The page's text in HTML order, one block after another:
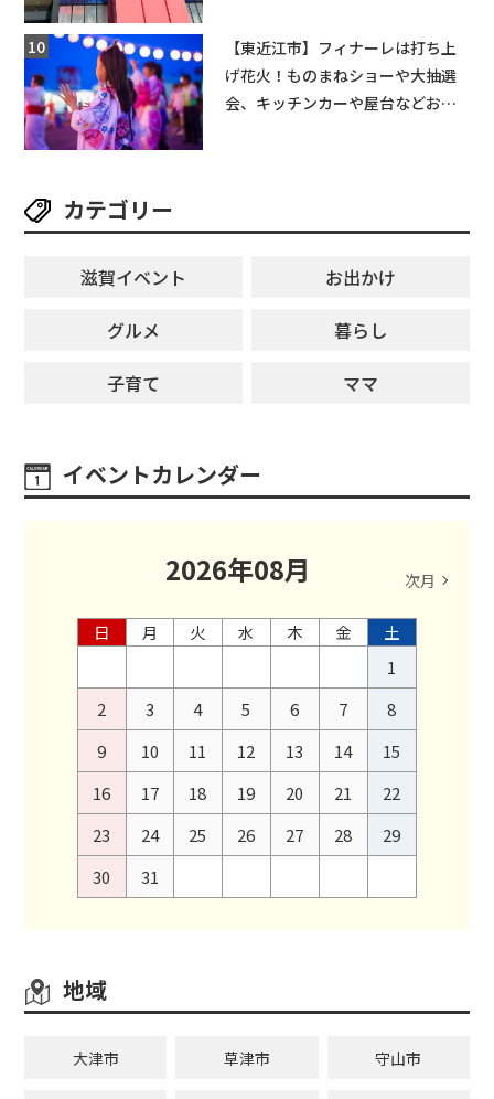
【東近江市】フィナーレは打ち上
げ花火！ものまねショーや大抽選
会、キッチンカーや屋台などお楽
カテゴリー
滋賀イベント
お出かけ
グルメ
暮らし
子育て
ママ
イベントカレンダー
2026年08月 次月
日 月 火 水 木 金
土
1
2
3 4 5 6 7
8
9
10 11 12 13 14
15
16
17 18 19 20 21
22
23
24 25 26 27 28
29
30
31
地域
大津市 草津市 守山市